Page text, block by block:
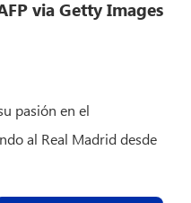
via Getty Images
pasión en el
al Real Madrid desde